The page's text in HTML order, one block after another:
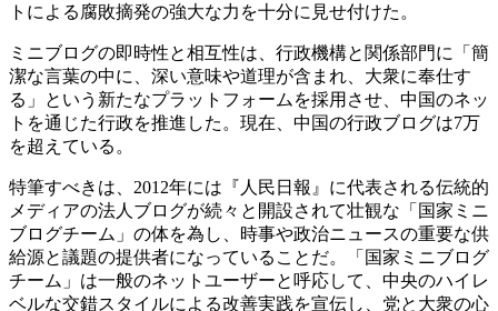
トによる腐敗摘発の強大な力を十分に見せ付けた。
ミニブログの即時性と相互性は、行政機構と関係部門に「簡
潔な言葉の中に、深い意味や道理が含まれ、大衆に奉仕す
る」という新たなプラットフォームを採用させ、中国のネッ
トを通じた行政を推進した。現在、中国の行政ブログは7万
を超えている。
特筆すべきは、 2012年には『人民日報』に代表される伝統的
メディアの法人ブログが続々と開設されて壮観な「国家ミニ
ブログチーム」の体を為し、時事や政治ニュースの重要な供
給源と議題の提供者になっていることだ。「国家ミニブログ
チーム」は一般のネットユーザーと呼応して、中央のハイレ
ベルな交錯スタイルによる改善実践を宣伝し、党と大衆の心